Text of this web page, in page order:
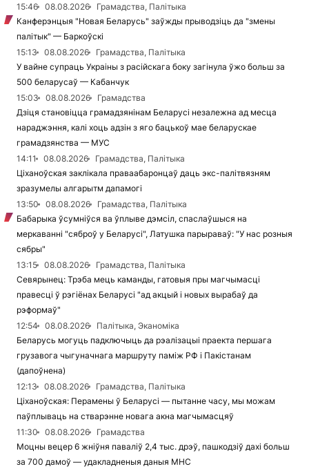
15:46
08.08.2026
Грамадства, Палітыка
Канферэнцыя "Новая Беларусь" заўжды прыводзіць да "змены
палітык" — Баркоўскі
15:13
08.08.2026
Грамадства, Палітыка
У вайне супраць Украіны з расійскага боку загінула ўжо больш за
500 беларусаў — Кабанчук
15:03
08.08.2026
Грамадства
Дзіця становіцца грамадзянінам Беларусі незалежна ад месца
нараджэння, калі хоць адзін з яго бацькоў мае беларускае
грамадзянства — МУС
14:11
08.08.2026
Грамадства, Палітыка
Ціханоўская заклікала праваабаронцаў даць экс-палітвязням
зразумелы алгарытм дапамогі
13:50
08.08.2026
Грамадства, Палітыка
Бабарыка ўсумніўся ва ўплыве дэмсіл, спаслаўшыся на
меркаванні "сяброў у Беларусі", Латушка парыраваў: "У нас розныя
сябры"
13:15
08.08.2026
Грамадства, Палітыка
Севярынец: Трэба мець каманды, гатовыя пры магчымасці
правесці ў рэгіёнах Беларусі "ад акцый і новых вырабаў да
рэформаў"
12:54
08.08.2026
Палітыка, Эканоміка
Беларусь могуць падключыць да рэалізацыі праекта першага
грузавога чыгуначнага маршруту паміж РФ і Пакістанам
(дапоўнена)
12:13
08.08.2026
Грамадства, Палітыка
Ціханоўская: Перамены ў Беларусі — пытанне часу, мы можам
паўплываць на стварэнне новага акна магчымасцяў
11:30
08.08.2026
Грамадства
Моцны вецер 6 жніўня паваліў 2,4 тыс. дрэў, пашкодзіў дахі больш
за 700 дамоў — удакладненыя даныя МНС